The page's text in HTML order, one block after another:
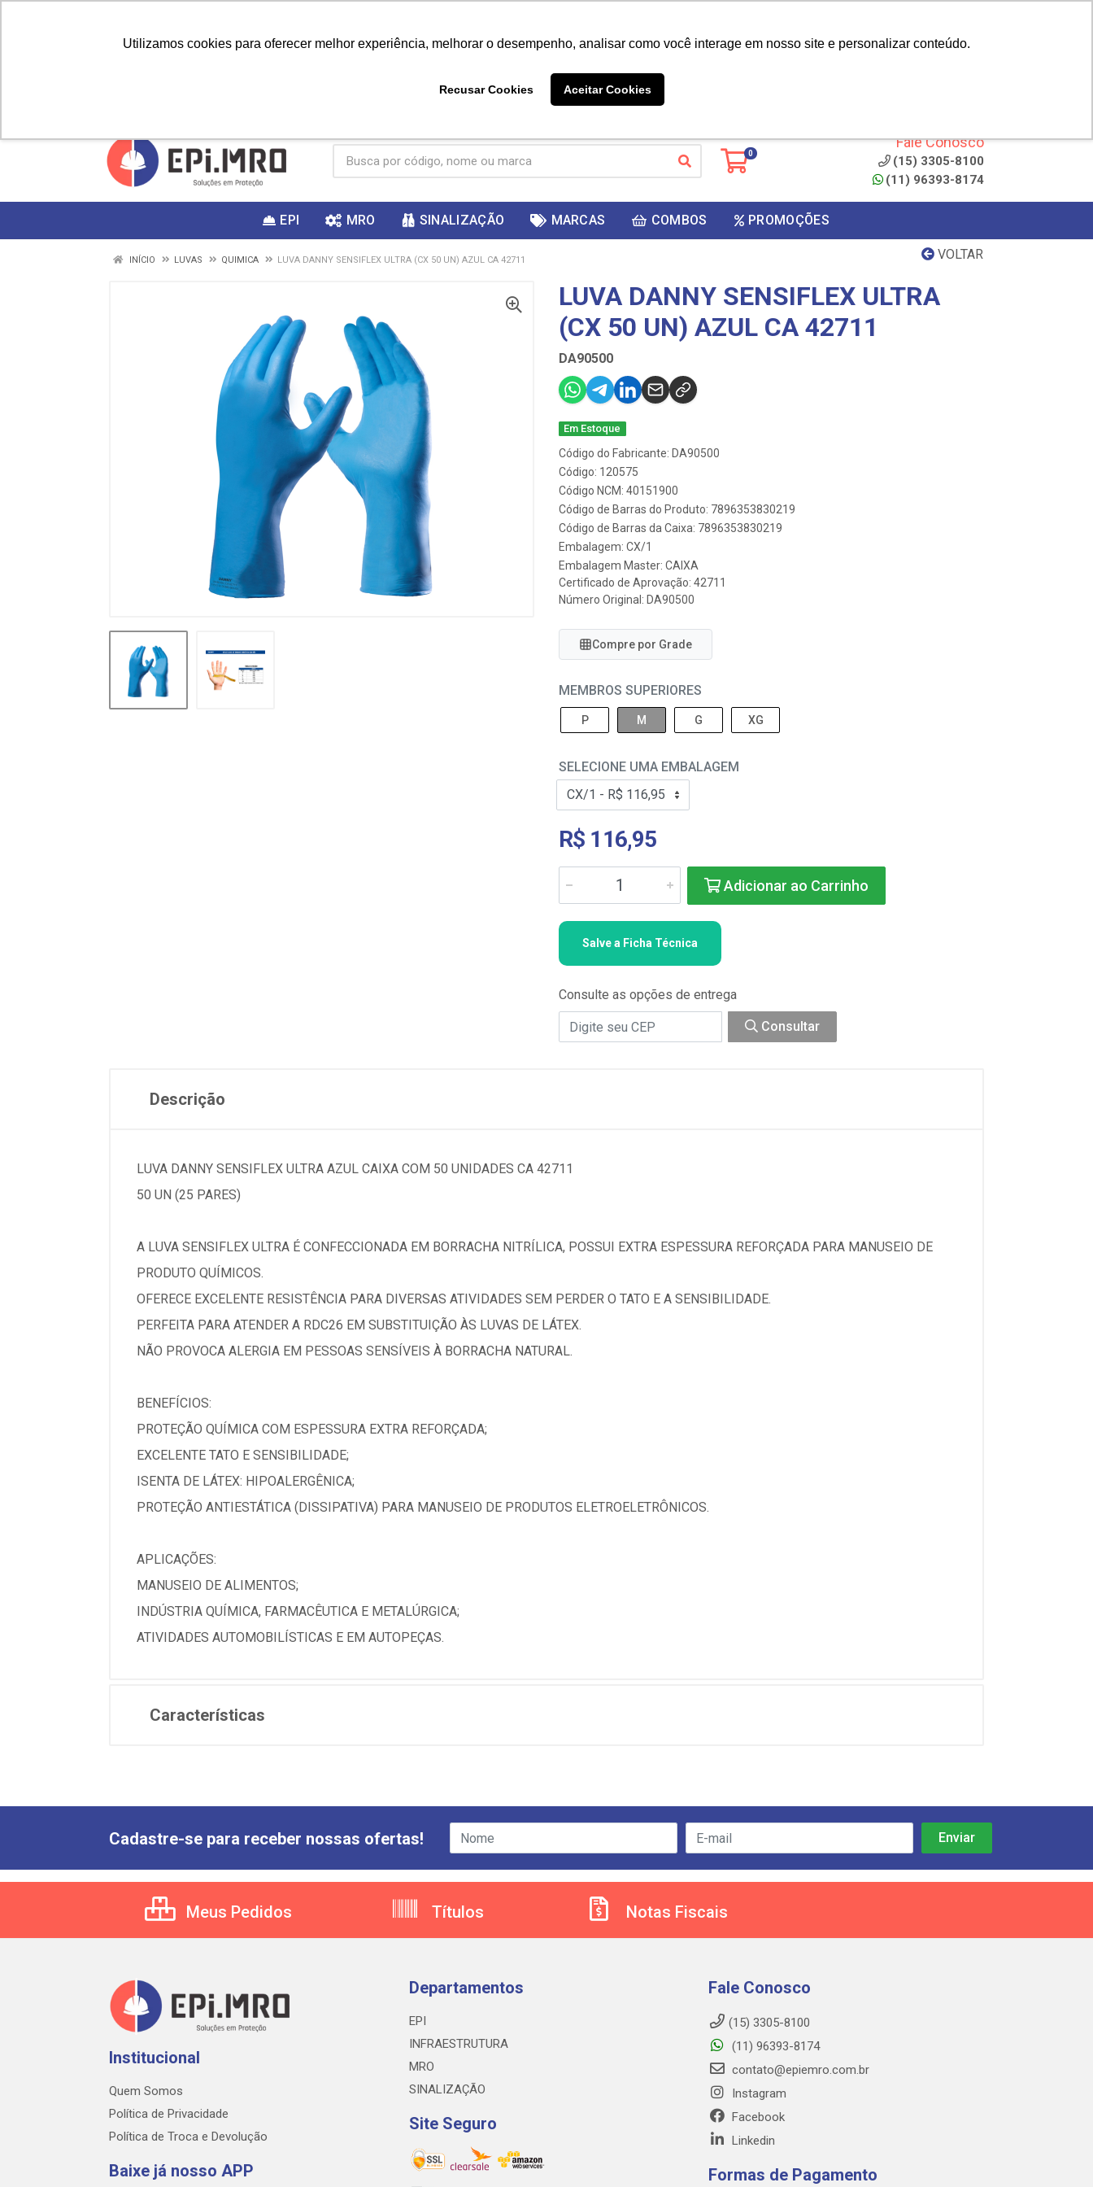
Utilizamos cookies para oferecer melhor experiência, melhorar o desempenho, analisar como você interage em nosso site e personalizar conteúdo.
Recusar Cookies Aceitar Cookies
ganhar
0
Fale Conosco
(15) 3305-8100
(11) 96393-8174
EPI MRO SINALIZAÇÃO MARCAS COMBOS PROMOÇÕES
VOLTAR
INÍCIO LUVAS QUIMICA LUVA DANNY SENSIFLEX ULTRA (CX 50 UN) AZUL CA 42711
LUVA DANNY SENSIFLEX ULTRA
(CX 50 UN) AZUL CA 42711
DA90500
Em Estoque
Código do Fabricante: DA90500
Código: 120575
Código NCM: 40151900
Código de Barras do Produto: 7896353830219
Código de Barras da Caixa: 7896353830219
Embalagem: CX/1
Embalagem Master: CAIXA
Certificado de Aprovação: 42711
Número Original: DA90500
Compre por Grade
MEMBROS SUPERIORES
P M G XG
SELECIONE UMA EMBALAGEM
R$ 116,95
Adicionar ao Carrinho
Salve a Ficha Técnica
Consulte as opções de entrega
Consultar
Descrição
LUVA DANNY SENSIFLEX ULTRA AZUL CAIXA COM 50 UNIDADES CA 42711
50 UN (25 PARES)
A LUVA SENSIFLEX ULTRA É CONFECCIONADA EM BORRACHA NITRÍLICA, POSSUI EXTRA ESPESSURA REFORÇADA PARA MANUSEIO DE
PRODUTO QUÍMICOS.
OFERECE EXCELENTE RESISTÊNCIA PARA DIVERSAS ATIVIDADES SEM PERDER O TATO E A SENSIBILIDADE.
PERFEITA PARA ATENDER A RDC26 EM SUBSTITUIÇÃO ÀS LUVAS DE LÁTEX.
NÃO PROVOCA ALERGIA EM PESSOAS SENSÍVEIS À BORRACHA NATURAL.
BENEFÍCIOS:
PROTEÇÃO QUÍMICA COM ESPESSURA EXTRA REFORÇADA;
EXCELENTE TATO E SENSIBILIDADE;
ISENTA DE LÁTEX: HIPOALERGÊNICA;
PROTEÇÃO ANTIESTÁTICA (DISSIPATIVA) PARA MANUSEIO DE PRODUTOS ELETROELETRÔNICOS.
APLICAÇÕES:
MANUSEIO DE ALIMENTOS;
INDÚSTRIA QUÍMICA, FARMACÊUTICA E METALÚRGICA;
ATIVIDADES AUTOMOBILÍSTICAS E EM AUTOPEÇAS.
Características
Cadastre-se para receber nossas ofertas!
Meus Pedidos Títulos Notas Fiscais
Institucional
Quem Somos
Política de Privacidade
Política de Troca e Devolução
Baixe já nosso APP
Departamentos
EPI
INFRAESTRUTURA
MRO
SINALIZAÇÃO
Site Seguro
Fale Conosco
(15) 3305-8100
(11) 96393-8174
contato@epiemro.com.br
Instagram
Facebook
Linkedin
Formas de Pagamento